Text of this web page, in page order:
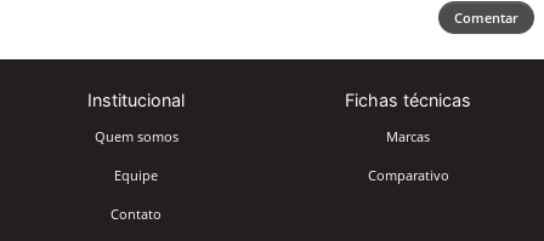
Comentar
Institucional
Quem somos
Equipe
Contato
Fichas técnicas
Marcas
Comparativo